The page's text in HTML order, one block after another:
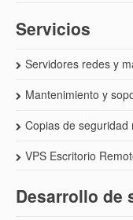
Servicios
Servidores redes y
Mantenimiento y
Copias de seguridad
VPS Escritorio
Desarrollo de